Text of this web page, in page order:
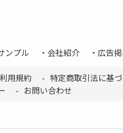
ンプル 会社紹介
広告
用規約
特定商取引法に基
お問い合わせ